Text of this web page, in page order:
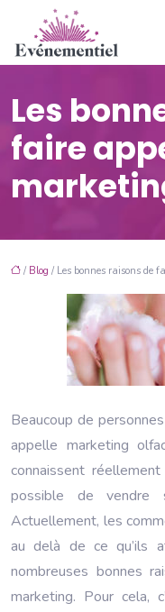
Les
faire
/ Blog / Les bonnes raisons de
Beaucoup de
appelle marketing
connaissent
possible de vendre
Actuellement, les
au delà de ce qu’ils
nombreuses bonnes
marketing. Pour cela,